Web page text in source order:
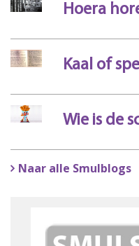
Hoera
Kaal of
Wie is de
Naar alle Smulblogs